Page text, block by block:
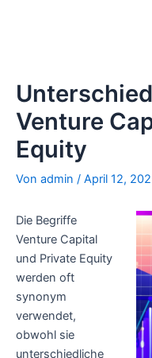
Venture
Equity
Von admin / April 12,
Die Begriffe
Venture Capital
und Private Equity
werden oft
synonym
verwendet,
obwohl sie
unterschiedliche